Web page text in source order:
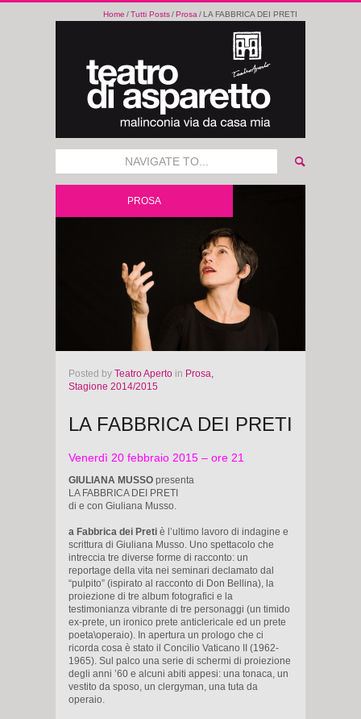
Home Tutti Posts Prosa LA FABBRICA DEI PRETI
NAVIGATE TO...
PROSA
Posted by Teatro Aperto in Prosa,
Stagione 2014/2015
LA FABBRICA DEI PRETI
Venerdì 20 febbraio 2015 – ore 21
GIULIANA MUSSO presenta
LA FABBRICA DEI PRETI
di e con Giuliana Musso.
a Fabbrica dei Preti è l’ultimo lavoro di indagine e
scrittura di Giuliana Musso. Uno spettacolo che
intreccia tre diverse forme di racconto: un
reportage della vita nei seminari declamato dal
“pulpito” (ispirato al racconto di Don Bellina), la
proiezione di tre album fotografici e la
testimonianza vibrante di tre personaggi (un timido
ex-prete, un ironico prete anticlericale ed un prete
poeta\operaio). In apertura un prologo che ci
ricorda cosa è stato il Concilio Vaticano II (1962-
1965). Sul palco una serie di schermi di proiezione
degli anni ’60 e alcuni abiti appesi: una tonaca, un
vestito da sposo, un clergyman, una tuta da
operaio.